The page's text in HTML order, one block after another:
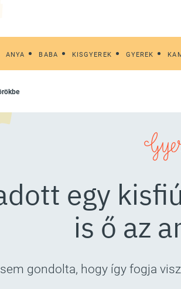
ANYA BABA KISGYEREK GYEREK
egy
is ő az
gondolta, hogy így fogja